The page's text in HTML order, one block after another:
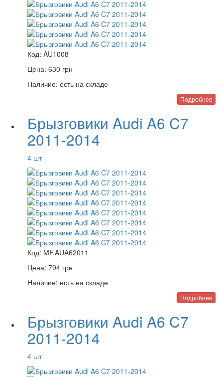
Код: AU1008
Цена: 630 грн
Наличие: есть на складе
Подробнее
Брызговики Audi A6 C7
2011-2014
4 шт
Код: MF.AUA62011
Цена: 794 грн
Наличие: есть на складе
Подробнее
Брызговики Audi A6 C7
2011-2014
4 шт